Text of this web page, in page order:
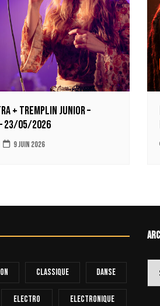
+ tremplin junior –
23/05/2026
9 juin 2026
Classique Danse
Electro Electronique